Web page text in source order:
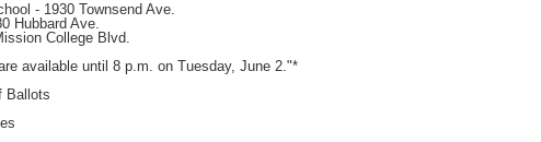
- 1930 Townsend Ave.
Hubbard Ave.
College Blvd.
available until 8 p.m. on Tuesday, June 2."*
Ballots